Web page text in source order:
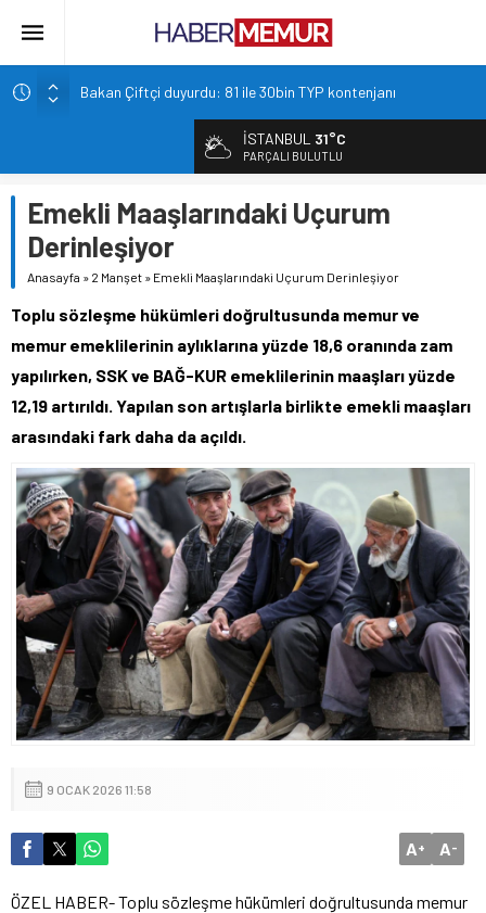
Bakan Çiftçi duyurdu: 81 ile 30bin TYP kontenjanı
Altın Fiyatları 7 Haftanın Zirvesinde!
TOKİ 51 ilde 540 konut ve iş yerini açık arttırma usulü satışa
çıkarıyor.
İçişleri Bakanlığı, Görevde Yükselme ve Unvan Değişikliği
Yazılı Sınavları’nın tarihlerini duyurdu.
Emekliye Müjde! Maaş Fark Ödemeleri Başlıyor.
İSTANBUL 31°C
PARÇALI BULUTLU
Emekli Maaşlarındaki Uçurum
Derinleşiyor
Anasayfa » 2 Manşet » Emekli Maaşlarındaki Uçurum Derinleşiyor
Toplu sözleşme hükümleri doğrultusunda memur ve
memur emeklilerinin aylıklarına yüzde 18,6 oranında zam
yapılırken, SSK ve BAĞ-KUR emeklilerinin maaşları yüzde
12,19 artırıldı. Yapılan son artışlarla birlikte emekli maaşları
arasındaki fark daha da açıldı.
9 OCAK 2026 11:58
A+ A-
ÖZEL HABER- Toplu sözleşme hükümleri doğrultusunda memur